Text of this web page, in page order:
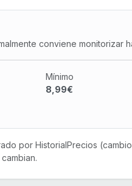
conviene monitorizar
Mínimo
8,99€
por HistorialPrecios